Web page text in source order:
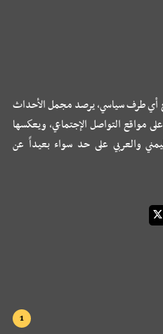
أي طرف سياسي، يرصد مجمل الأحداث
مواقع التواصل الإجتماعي، ويعكسها
والعربي على حد سواء بعيداً عن